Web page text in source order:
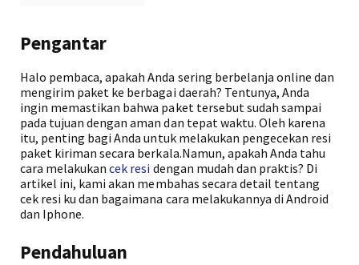
Pengantar
Halo pembaca, apakah Anda sering berbelanja online dan
mengirim paket ke berbagai daerah? Tentunya, Anda
ingin memastikan bahwa paket tersebut sudah sampai
pada tujuan dengan aman dan tepat waktu. Oleh karena
itu, penting bagi Anda untuk melakukan pengecekan resi
paket kiriman secara berkala.Namun, apakah Anda tahu
cara melakukancek resi dengan mudah dan praktis? Di
artikel ini, kami akan membahas secara detail tentang
cek resi ku dan bagaimana cara melakukannya di Android
dan Iphone.
Pendahuluan